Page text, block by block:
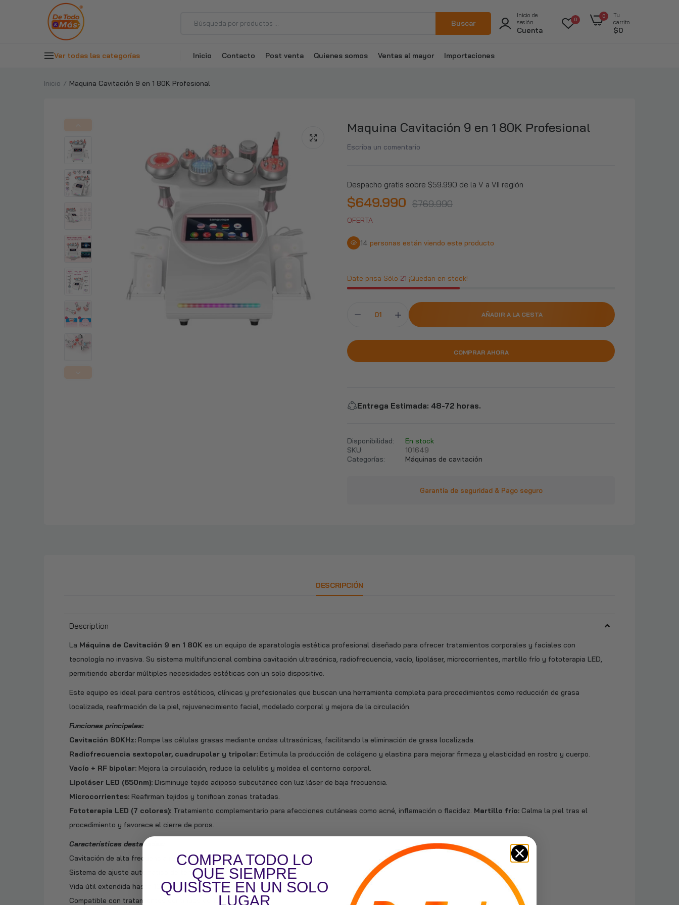
Buscar
Inicio de
sesión
Cuenta
0
0
Tu
carrito
$0
Ver todas las categorías Inicio Contacto Post venta Quienes somos Ventas al mayor Importaciones
Inicio Maquina Cavitación 9 en 1 80K Profesional
Maquina Cavitación 9 en 1 80K Profesional
Escriba un comentario
Despacho gratis sobre $59.990 de la V a VII región
$649.990 $769.990
OFERTA
14 personas están viendo este producto
Date prisa Sólo 21 ¡Quedan en stock!
AÑADIR A LA CESTA
COMPRAR AHORA
Entrega Estimada: 48-72 horas.
Disponibilidad:
En stock
SKU:
101649
Categorías:
Máquinas de cavitación
Garantía de seguridad & Pago seguro
DESCRIPCIÓN
Description
La Máquina de Cavitación 9 en 1 80K es un equipo de aparatología estética profesional diseñado para ofrecer tratamientos corporales y faciales con
tecnología no invasiva. Su sistema multifuncional combina cavitación ultrasónica, radiofrecuencia, vacío, lipoláser, microcorrientes, martillo frío y fototerapia LED,
permitiendo abordar múltiples necesidades estéticas con un solo dispositivo.
Este equipo es ideal para centros estéticos, clínicas y profesionales que buscan una herramienta completa para procedimientos como reducción de grasa
localizada, reafirmación de la piel, rejuvenecimiento facial, modelado corporal y mejora de la circulación.
Funciones principales:
Cavitación 80KHz: Rompe las células grasas mediante ondas ultrasónicas, facilitando la eliminación de grasa localizada.
Radiofrecuencia sextopolar, cuadrupolar y tripolar: Estimula la producción de colágeno y elastina para mejorar firmeza y elasticidad en rostro y cuerpo.
Vacío + RF bipolar: Mejora la circulación, reduce la celulitis y moldea el contorno corporal.
Lipoláser LED (650nm): Disminuye tejido adiposo subcutáneo con luz láser de baja frecuencia.
Microcorrientes: Reafirman tejidos y tonifican zonas tratadas.
Fototerapia LED (7 colores): Tratamiento complementario para afecciones cutáneas como acné, inflamación o flacidez. Martillo frío: Calma la piel tras el
procedimiento y favorece el cierre de poros.
Características destacadas:
Cavitación de alta frecuencia (80KHz) con menor nivel de ruido.
Sistema de ajuste automático de temperatura y frecuencia.
Vida útil extendida hasta 10 veces más que los modelos anteriores.
Compatible con tratamientos continuos de 10 a 12 sesiones.
COMPRA TODO LO
QUE SIEMPRE
QUISISTE EN UN SOLO
LUGAR